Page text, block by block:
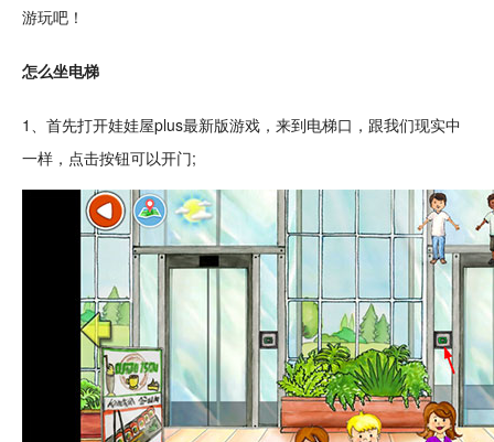
游玩吧！
怎么坐电梯
1、首先打开娃娃屋plus最新版游戏，来到电梯口，跟我们现实中
一样， 点击按钮可以开门;